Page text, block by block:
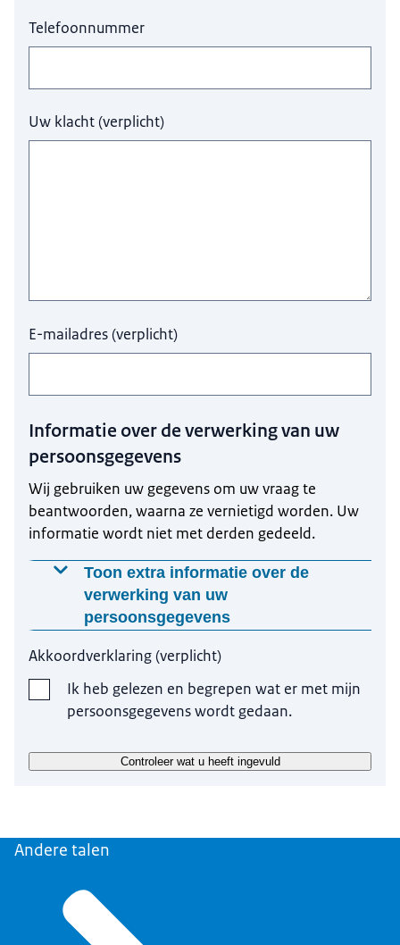
Telefoonnummer
Uw klacht(verplicht)
E-mailadres(verplicht)
Informatie over de verwerking van uw
persoonsgegevens
Wij gebruiken uw gegevens om uw vraag te
beantwoorden, waarna ze vernietigd worden. Uw
informatie wordt niet met derden gedeeld.
Toon extra informatie over de
verwerking van uw
persoonsgegevens
omdat wij anders niet in staat zijn om uw vraag te
beantwoorden
Op welke manier worden uw gegevens verwerkt?
medewerkers beantwoord. Uw gegevens worden
niet met derden gedeeld.
Hoelang bewaren wij uw gegevens?
Zodra wij uw vraag hebben beantwoord worden
Akkoordverklaring(verplicht)
Ik heb gelezen en begrepen wat er met mijn
persoonsgegevens wordt gedaan.
Controleer wat u heeft ingevuld
Andere talen